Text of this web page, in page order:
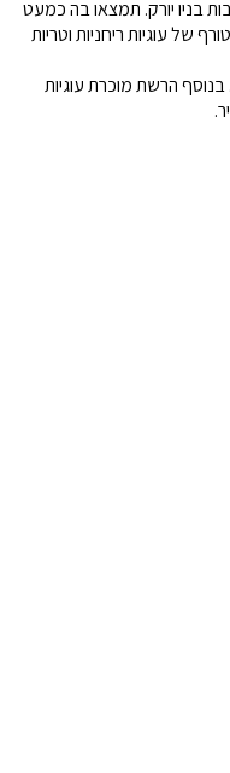
בניו יורק. תמצאו בה כמעט
של עוגיות ריחניות וטריות
בנוסף הרשת מוכרת עוגיות